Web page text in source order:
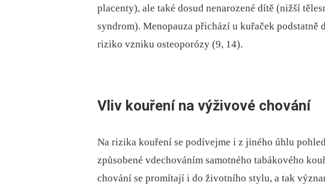
placenty), ale také dosud nenarozené dítě (nižší
syndrom). Menopauza přichází u kuřaček podstatně
riziko vzniku osteoporózy (9, 14).
Vliv kouření na výživové chování
Na rizika kouření se podívejme i z jiného úhlu
způsobené vdechováním samotného tabákového
chování se promítají i do životního stylu, a tak